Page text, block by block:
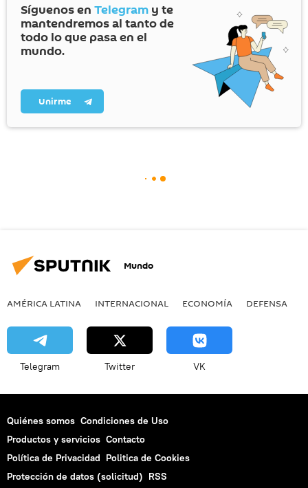
Síguenos en Telegram y te
mantendremos al tanto de
todo lo que pasa en el
mundo.
Unirme
Mundo
AMÉRICA LATINA INTERNACIONAL ECONOMÍA DEFENSA
Telegram Twitter VK
Quiénes somos Condiciones de Uso
Productos y servicios Contacto
Política de Privacidad Politica de Cookies
Protección de datos (solicitud) RSS